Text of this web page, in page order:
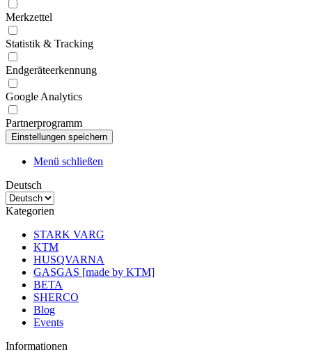
Merkzettel
Statistik & Tracking
Endgeräteerkennung
Google Analytics
Partnerprogramm
Menü schließen
Deutsch
Kategorien
STARK VARG
KTM
HUSQVARNA
GASGAS [made by KTM]
BETA
SHERCO
Blog
Events
Informationen